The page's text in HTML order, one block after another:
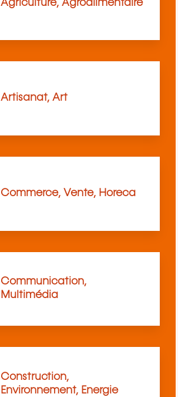
Agriculture, Agroalimentaire
Artisanat, Art
Commerce, Vente, Horeca
Communication,
Multimédia
Construction,
Environnement, Energie